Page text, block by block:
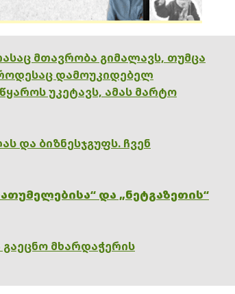
მთავრობა გიმალავს, თუმცა
დამოუკიდებელ
უკეტავს, ამას მარტო
და ბიზნესჯგუფს. ჩვენ
და „ნეტგაზეთის“
მხარდაჭერის